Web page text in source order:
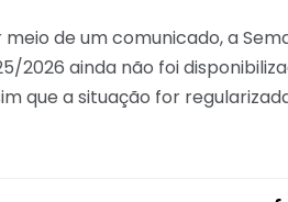
meio de um comunicado, a
2026 ainda não foi
que a situação for